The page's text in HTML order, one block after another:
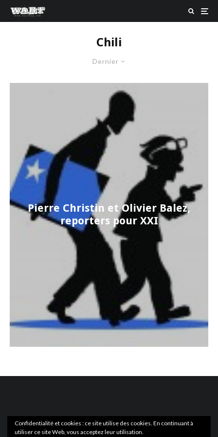
Chili
Dernier
Pierre Christin et Olivier Balez,
reporters pour XXI
Confidentialité et cookies : ce site utilise des cookies. En continuant à
utiliser ce site Web, vous acceptez leur utilisation.